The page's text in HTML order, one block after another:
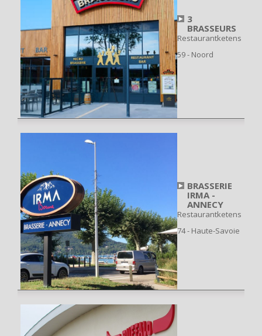
3
BRASSEURS
Restaurantketens
59 - Noord
BRASSERIE
IRMA -
ANNECY
Restaurantketens
74 - Haute-Savoie